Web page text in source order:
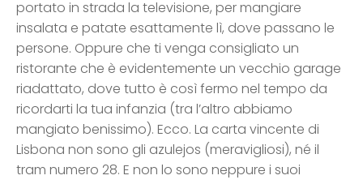
portato in strada la televisione, per mangiare
insalata e patate esattamente lì, dove passano le
persone. Oppure che ti venga consigliato un
ristorante che è evidentemente un vecchio garage
riadattato, dove tutto è così fermo nel tempo da
ricordarti la tua infanzia (tra l’altro abbiamo
mangiato benissimo). Ecco. La carta vincente di
Lisbona non sono gli azulejos (meravigliosi), né il
tram numero 28. E non lo sono neppure i suoi